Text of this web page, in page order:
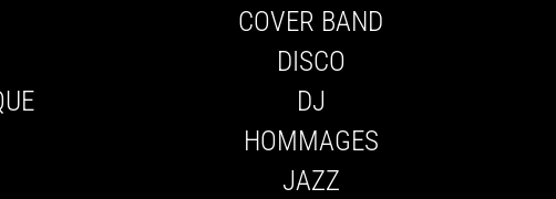
COVER BAND
DISCO
DJ
HOMMAGES
JAZZ